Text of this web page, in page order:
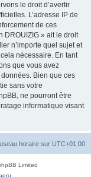
le droit d’avertir
L’adresse IP de
de ces
DROUIZIG » ait le droit
n’importe quel sujet et
nécessaire. En tant
que vous avez
Bien que ces
sans votre
ne pourront être
informatique visant
horaire sur UTC+01:00
Limited